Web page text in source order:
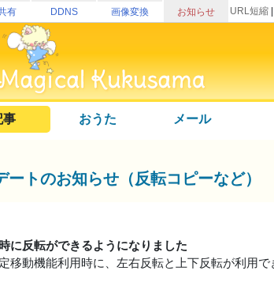
有 DDNS 画像変換 お知らせ URL短縮
事 おうた メール
ートのお知らせ（反転コピーなど）
に反転ができるようになりました
移動機能利用時に、左右反転と上下反転が利用で